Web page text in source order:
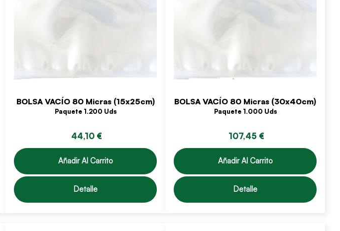
BOLSA VACÍO 80 Micras (15x25cm)
Paquete 1.200 Uds
44,10 €
Añadir Al Carrito
Detalle
BOLSA VACÍO 80 Micras (30x40cm)
Paquete 1.000 Uds
107,45 €
Añadir Al Carrito
Detalle